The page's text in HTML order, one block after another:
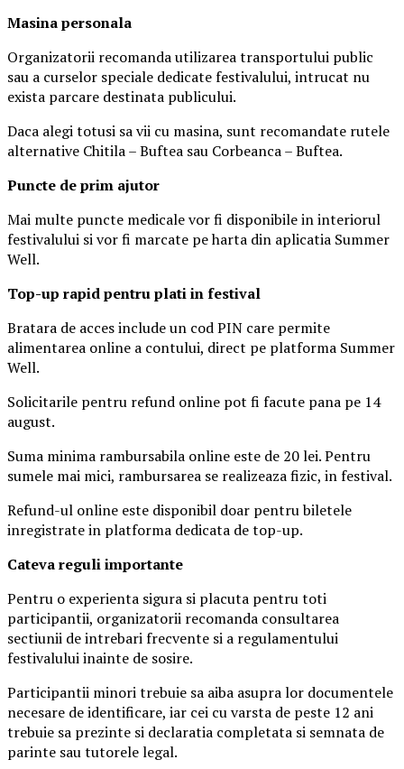
Masinapersonala
Organizatorii recomanda utilizarea transportului public
sau a curselor speciale dedicate festivalului, intrucat nu
exista parcare destinata publicului.
Daca alegi totusi sa vii cu masina, sunt recomandate rutele
alternative Chitila – Buftea sau Corbeanca – Buftea.
Puncte de prim ajutor
Mai multe puncte medicale vor fi disponibile in interiorul
festivalului si vor fi marcate pe harta din aplicatia Summer
Well.
Top-up rapid pentru plati in festival
Bratara de acces include un cod PIN care permite
alimentarea online a contului, direct pe platforma Summer
Well.
Solicitarile pentru refund online pot fi facute pana pe 14
august.
Suma minima rambursabila online este de 20 lei. Pentru
sumele mai mici, rambursarea se realizeaza fizic, in festival.
Refund-ul online este disponibil doar pentru biletele
inregistrate in platforma dedicata de top-up.
Cateva reguli importante
Pentru o experienta sigura si placuta pentru toti
participantii, organizatorii recomanda consultarea
sectiunii de intrebari frecvente si a regulamentului
festivalului inainte de sosire.
Participantii minori trebuie sa aiba asupra lor documentele
necesare de identificare, iar cei cu varsta de peste 12 ani
trebuie sa prezinte si declaratia completata si semnata de
parinte sau tutorele legal.